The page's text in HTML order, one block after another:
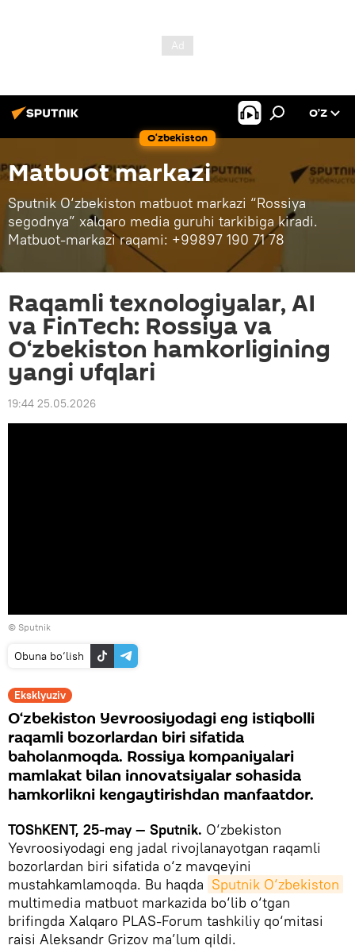
O‘zbekiston
O’Z
Matbuot markazi
Sputnik O‘zbekiston matbuot markazi “Rossiya
segodnya” xalqaro media guruhi tarkibiga kiradi.
Matbuot-markazi raqami: +99897 190 71 78
Raqamli texnologiyalar, AI
va FinTech: Rossiya va
O‘zbekiston hamkorligining
yangi ufqlari
19:44 25.05.2026
© Sputnik
Obuna bo‘lish
Eksklyuziv
O‘zbekiston Yevroosiyodagi eng istiqbolli
raqamli bozorlardan biri sifatida
baholanmoqda. Rossiya kompaniyalari
mamlakat bilan innovatsiyalar sohasida
hamkorlikni kengaytirishdan manfaatdor.
TOShKENT, 25-may — Sputnik. O‘zbekiston
Yevroosiyodagi eng jadal rivojlanayotgan raqamli
bozorlardan biri sifatida o‘z mavqeyini
mustahkamlamoqda. Bu haqda Sputnik O‘zbekiston
multimedia matbuot markazida bo‘lib o‘tgan
brifingda Xalqaro PLAS-Forum tashkiliy qo‘mitasi
raisi Aleksandr Grizov ma’lum qildi.